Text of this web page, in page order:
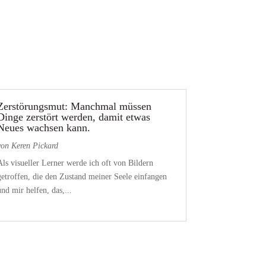
Manchmal müssen
zerstört werden, damit etwas
wachsen kann.
Keren Pickard
visueller Lerner werde ich oft von Bildern
die den Zustand meiner Seele einfangen
mir helfen, das,...